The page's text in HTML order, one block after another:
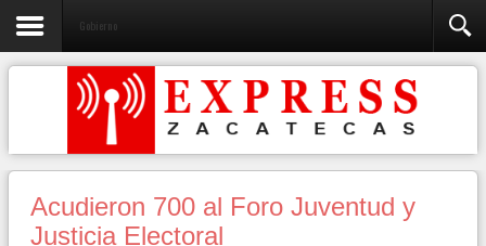
Gobierno
Acudieron 700 al Foro Juventud y
Justicia Electoral